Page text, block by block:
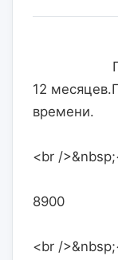
12
времени.
<br /
8900
<br /